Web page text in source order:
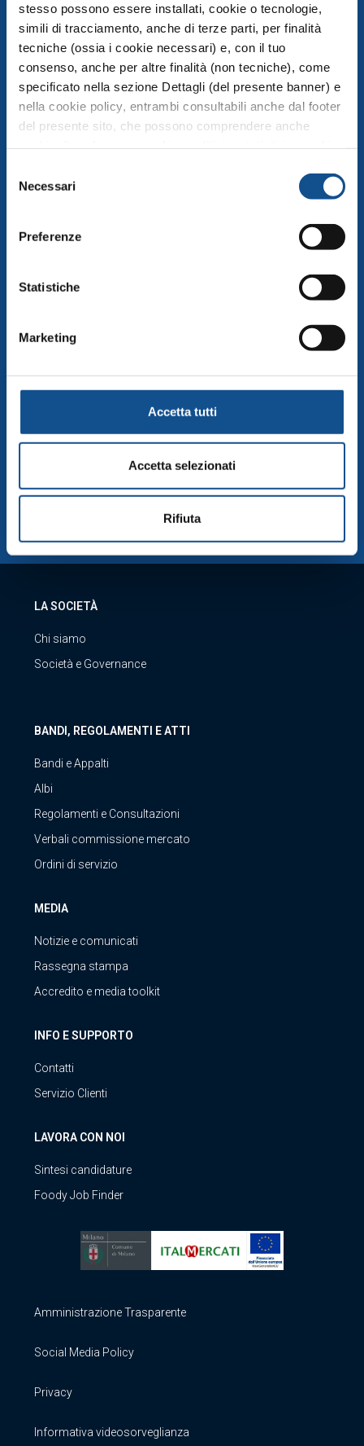
stesso possono essere installati, cookie o tecnologie,
simili di tracciamento, anche di terze parti, per finalità
tecniche (ossia i cookie necessari) e, con il tuo
consenso, anche per altre finalità (non tecniche), come
specificato nella sezione Dettagli (del presente banner) e
nella cookie policy, entrambi consultabili anche dal footer
del presente sito, che possono comprendere anche
marketing). Puoi liberamente prestare, rifiutare o
cliccando su Accetta i selezionati. Puoi acconsentire
all’utilizzo di tali tecnologie utilizzando il pulsante “Accetta
tasto “Rifiuta i cookie non tecnici”, continui la navigazione
senza accettare i cookie non tecnici e verranno installati
informazioni previste dall’art. 13 del Regolamento (UE)
(accessibile anche dal footer del sito, tramite apposito
cookie”), la quale costituisce parte integrante della
Cookie Policye si intende ivi richiamata, si rinvia a
delNecessari
Preferenze
Statistiche
Marketing
Accetta tutti
Accetta selezionati
Rifiuta
COMPRENSORIO
Esplora la mappa del Comprensorio
Operatori
Servizi
Mercato Ortofrutta
Mercato Carni e Gastronomia
Visita servizio clienti
LA SOCIETÀ
Chi siamo
Società e Governance
BANDI, REGOLAMENTI E ATTI
Bandi e Appalti
Albi
Regolamenti e Consultazioni
Verbali commissione mercato
Ordini di servizio
MEDIA
Notizie e comunicati
Rassegna stampa
Accredito e media toolkit
INFO E SUPPORTO
Contatti
Servizio Clienti
LAVORA CON NOI
Sintesi candidature
Foody Job Finder
Amministrazione Trasparente
Social Media Policy
Privacy
Informativa videosorveglianza